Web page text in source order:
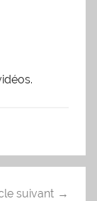
suivant